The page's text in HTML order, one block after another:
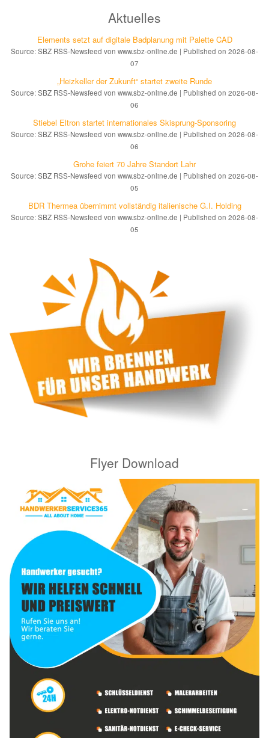
Aktuelles
Elements setzt auf di­gi­ta­le Bad­pla­nung mit Palette CAD
Source: SBZ RSS-Newsfeed von www.sbz-online.de
Published on 2026-08-
07
„Heizkeller der Zu­kunft“ star­tet zwei­te Run­de
Source: SBZ RSS-Newsfeed von www.sbz-online.de
Published on 2026-08-
06
Stiebel Eltron startet internatio­nales Ski­sprung-Spon­soring
Source: SBZ RSS-Newsfeed von www.sbz-online.de
Published on 2026-08-
06
Grohe feiert 70 Jahre Standort Lahr
Source: SBZ RSS-Newsfeed von www.sbz-online.de
Published on 2026-08-
05
BDR Thermea übernimmt vollständig italienische G.I. Holding
Source: SBZ RSS-Newsfeed von www.sbz-online.de
Published on 2026-08-
05
Flyer Download